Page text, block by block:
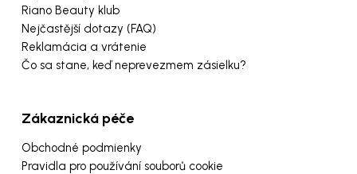
Riano Beauty klub
Nejčastější dotazy (FAQ)
Reklamácia a vrátenie
Čo sa stane, keď neprevezmem zásielku?
Zákaznická péče
Obchodné podmienky
Pravidla pro používání souborů cookie